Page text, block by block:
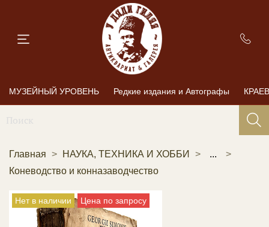
МУЗЕЙНЫЙ УРОВЕНЬ Редкие издания и Автографы
Главная НАУКА, ТЕХНИКА И ХОББИ
...
Коневодство и конназаводчество
Нет в наличии Цена по запросу